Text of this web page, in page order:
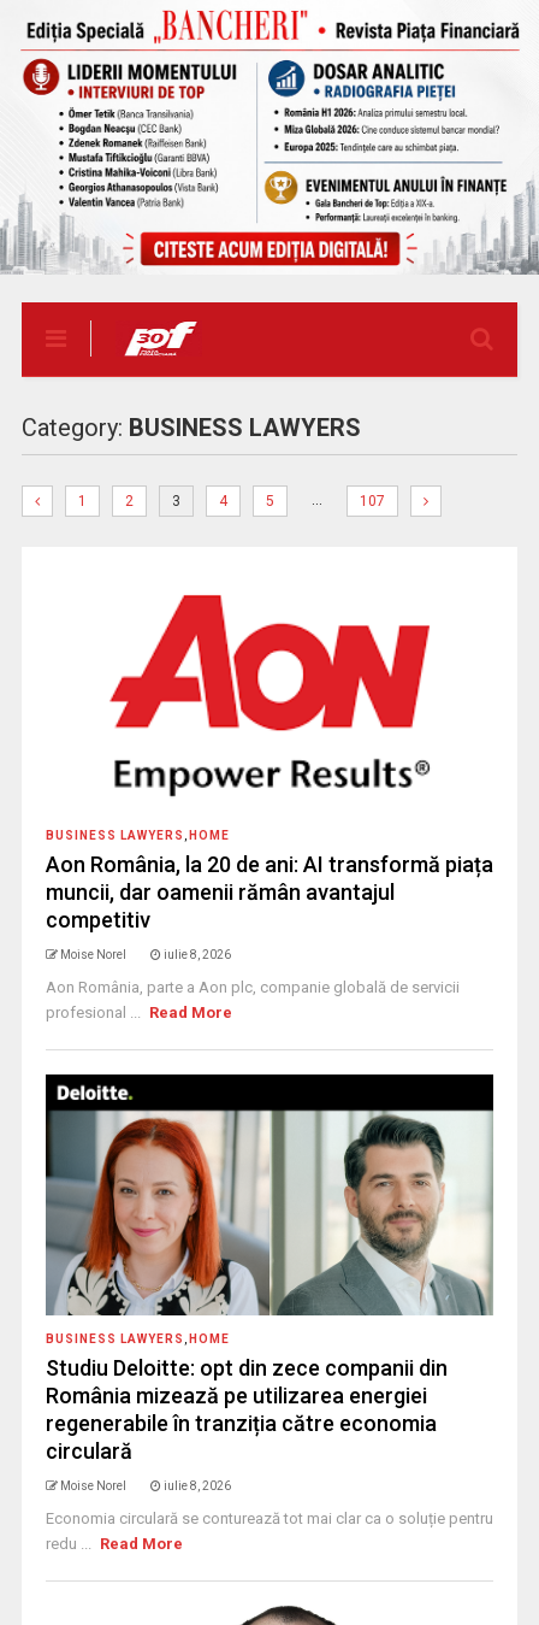
Category: BUSINESS LAWYERS
1 2 3 4 5 … 107
BUSINESS LAWYERS HOME
Aon România, la 20 de ani: AI transformă piața
muncii, dar oamenii rămân avantajul
competitiv
Moise Norel iulie 8, 2026
Aon România, parte a Aon plc, companie globală de servicii
profesional ... Read More
BUSINESS LAWYERS HOME
Studiu Deloitte: opt din zece companii din
România mizează pe utilizarea energiei
regenerabile în tranziția către economia
circulară
Moise Norel iulie 8, 2026
Economia circulară se conturează tot mai clar ca o soluție pentru
redu ... Read More